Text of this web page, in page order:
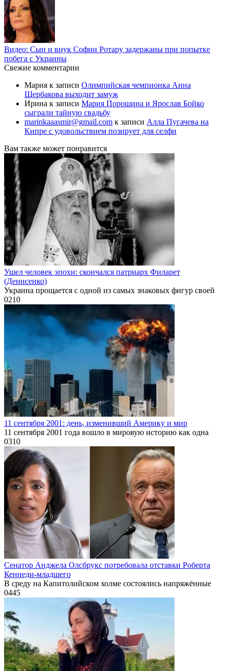
Видео: Сын и внук Софии Ротару задержаны при попытке
побега с Украины
Свежие комментарии
Мария к записи Олимпийская чемпионка Анна
Щербакова выходит замуж
Ирина к записи Мария Порошина и Ярослав Бойко
сыграли тайную свадьбу
marinkaaasmir@gmail.com к записи Алла Пугачева на
Кипре с удовольствием позирует для селфи
Вам также может понравится
Ушел человек эпохи: скончался патриарх Филарет
(Денисенко)
Украина прощается с одной из самых знаковых фигур своей
0210
11 сентября 2001: день, изменивший Америку и мир
11 сентября 2001 года вошло в мировую историю как одна
0310
Сенатор Анджела Олсбрукс потребовала отставки Роберта
Кеннеди-младшего
В среду на Капитолийском холме состоялись напряжённые
0445